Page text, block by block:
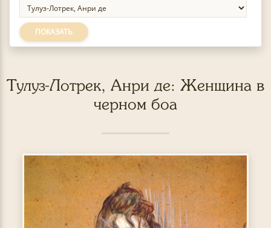
ПОКАЗАТЬ
Тулуз-Лотрек, Анри де: Женщина в
черном боа